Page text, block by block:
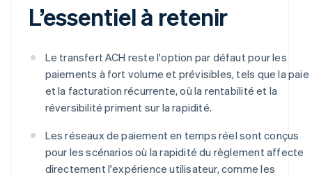
L’essentiel à retenir
Le transfert ACH reste l'option par défaut pour les
paiements à fort volume et prévisibles, tels que la paie
et la facturation récurrente, où la rentabilité et la
réversibilité priment sur la rapidité.
Les réseaux de paiement en temps réel sont conçus
pour les scénarios où la rapidité du règlement affecte
directement l'expérience utilisateur, comme les